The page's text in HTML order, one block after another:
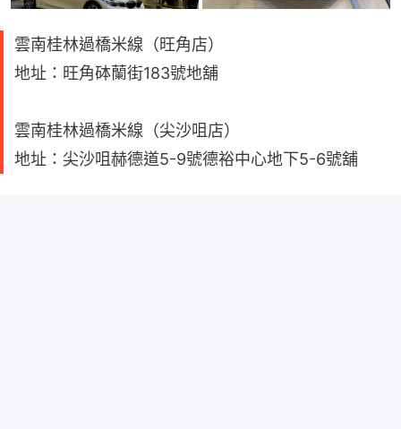
雲南桂林過橋米線（旺角店）
地址：旺角砵蘭街183號地舖
雲南桂林過橋米線（尖沙咀店）
地址：尖沙咀赫德道5-9號德裕中心地下5-6號舖